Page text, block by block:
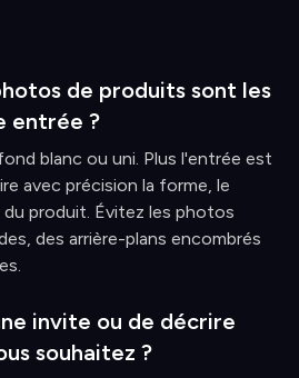
de produits sont les
entrée ?
blanc ou uni. Plus l'entrée est
avec précision la forme, le
produit. Évitez les photos
des arrière-plans encombrés
invite ou de décrire
souhaitez ?